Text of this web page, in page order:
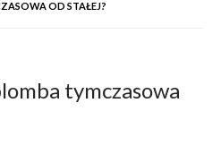
OD STAŁEJ?
tymczasowa